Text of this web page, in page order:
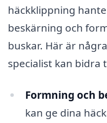
häckklippning
beskärning och
buskar. Här är
specialist kan bidra
Formning och
kan ge dina